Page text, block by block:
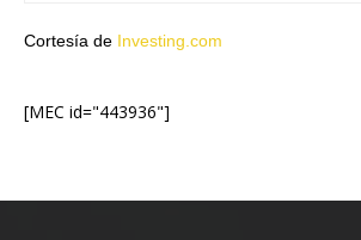
Cortesía de Investing.com
[MEC id="443936"]